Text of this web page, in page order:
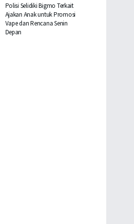
Polisi Selidiki Bigmo Terkait
Ajakan Anak untuk Promosi
Vape dan Rencana Senin
Depan